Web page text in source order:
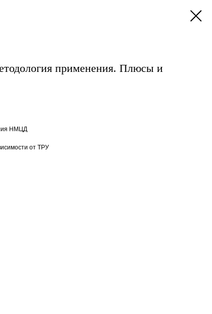
применения. Плюсы и
НМЦД
от ТРУ